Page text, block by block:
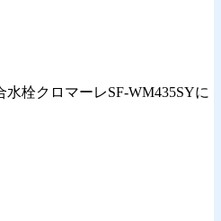
栓クロマーレSF-WM435SYに